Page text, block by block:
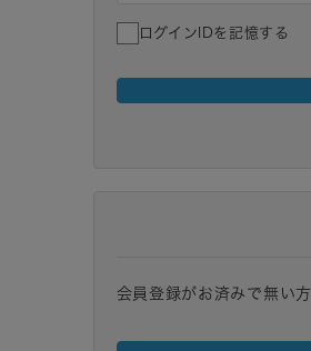
ログインIDを記憶する
会員登録がお済みで無い